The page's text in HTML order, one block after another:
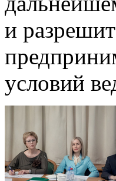
и
условий